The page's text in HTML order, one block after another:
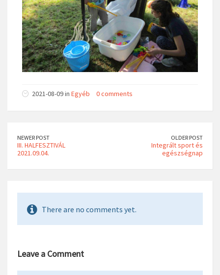
2021-08-09 in Egyéb 0 comments
NEWER POST
III. HALFESZTIVÁL
2021.09.04.
OLDER POST
Integrált sport és
egészségnap
There are no comments yet.
Leave a Comment